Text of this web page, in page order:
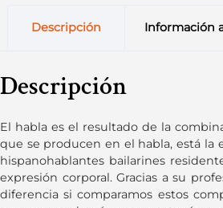
Descripción Información
Descripción
El habla es el resultado de la
que se producen en el habla, está la
hispanohablantes bailarines
expresión corporal. Gracias a su
diferencia si comparamos estos